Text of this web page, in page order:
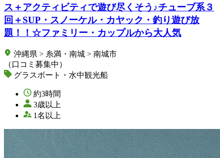
ス＋アクティビティで遊び尽くそう♪チューブ系３
回＋SUP・スノーケル・カヤック・釣り遊び放
題！！☆ファミリー・カップルから大人気
沖縄県 > 糸満・南城 > 南城市
（口コミ募集中）
グラスボート・水中観光船
約3時間
3歳以上
1名以上